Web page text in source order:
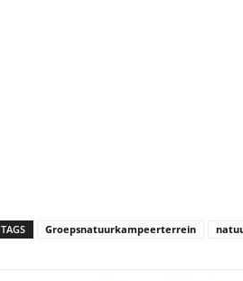
TAGS Groepsnatuurkampeerterrein